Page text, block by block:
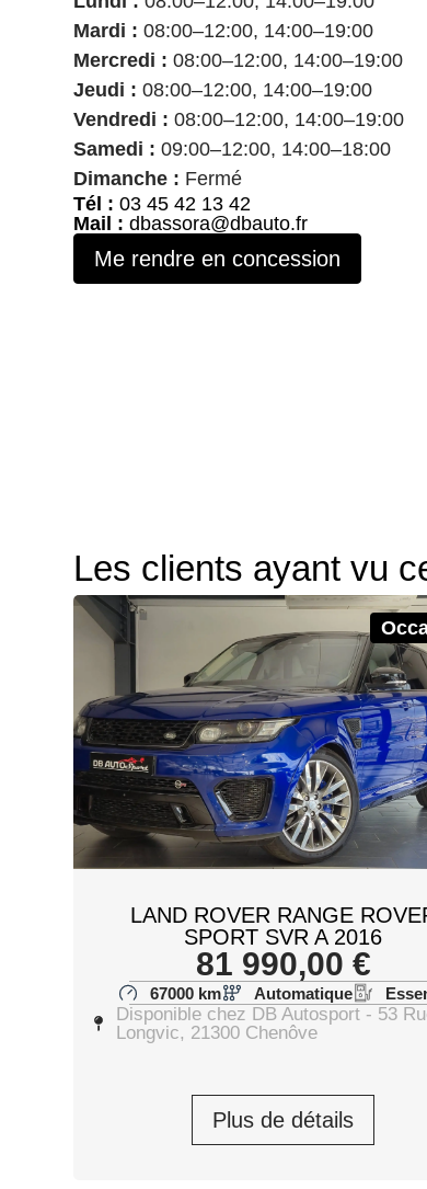
Mardi : 08:00–12:00, 14:00–19:00
Mercredi : 08:00–12:00, 14:00–19:00
Jeudi : 08:00–12:00, 14:00–19:00
Vendredi : 08:00–12:00, 14:00–19:00
Samedi : 09:00–12:00, 14:00–18:00
Dimanche : Fermé
Tél : 03 45 42 13 42
Mail : dbassora@dbauto.fr
Me rendre en concession
Les clients ayant vu
LAND ROVER RANGE
SPORT SVR A 2016
81 990,00 €
67000 km Automatique
Disponible chez DB Autosport - 53
Longvic, 21300 Chenôve
Plus de détails